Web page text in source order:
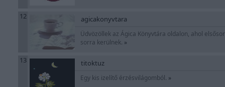
12 agicakonyvtara
Üdvözöllek az Ágica Könyvtára oldalon, ahol
sorra kerülnek. »
13 titoktuz
Egy kis izelítő érzésvilágomból. »